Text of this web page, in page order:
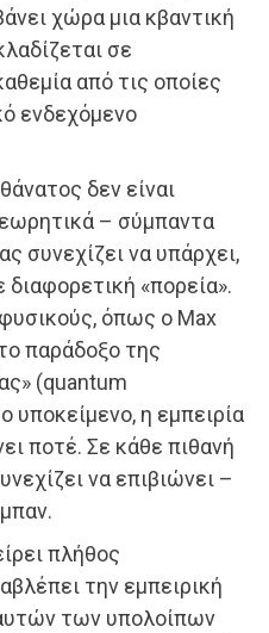
χώρα μια κβαντική
σε
από τις οποίες
ενδεχόμενο
δεν είναι
– σύμπαντα
συνεχίζει να υπάρχει,
«πορεία».
όπως ο Max
παράδοξο της
(quantum
υποκείμενο, η εμπειρία
ποτέ. Σε κάθε πιθανή
να επιβιώνει –
πλήθος
την εμπειρική
των υπολοίπων